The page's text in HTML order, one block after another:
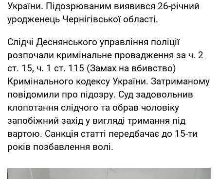
України. Підозрюваним виявився 26-річний
уродженець Чернігівської області.
Слідчі Деснянського управління поліції
розпочали кримінальне провадження за ч. 2
ст. 15, ч. 1 ст. 115 (Замах на вбивство)
Кримінального кодексу України. Затриманому
повідомили про підозру. Суд задовольнив
клопотання слідчого та обрав чоловіку
запобіжний захід у вигляді тримання під
вартою. Санкція статті передбачає до 15-ти
років позбавлення волі.